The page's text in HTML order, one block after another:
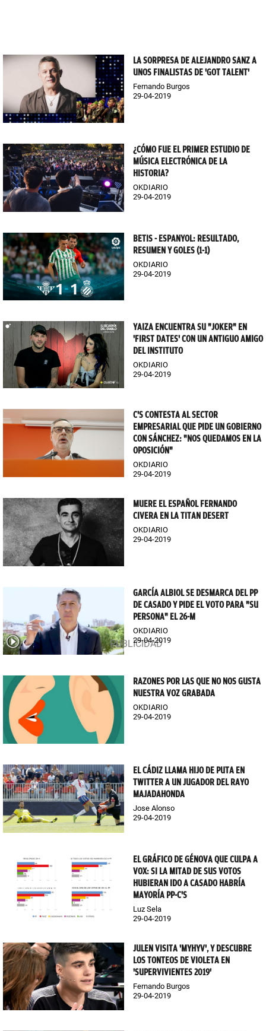
LA SORPRESA DE ALEJANDRO SANZ A
UNOS FINALISTAS DE 'GOT TALENT'
Fernando Burgos
29-04-2019
¿CÓMO FUE EL PRIMER ESTUDIO DE
MÚSICA ELECTRÓNICA DE LA
HISTORIA?
OKDIARIO
29-04-2019
BETIS - ESPANYOL: RESULTADO,
RESUMEN Y GOLES (1-1)
OKDIARIO
29-04-2019
YAIZA ENCUENTRA SU "JOKER" EN
'FIRST DATES' CON UN ANTIGUO AMIGO
DEL INSTITUTO
OKDIARIO
29-04-2019
C'S CONTESTA AL SECTOR
EMPRESARIAL QUE PIDE UN GOBIERNO
CON SÁNCHEZ: "NOS QUEDAMOS EN LA
OPOSICIÓN"
OKDIARIO
29-04-2019
MUERE EL ESPAÑOL FERNANDO
CIVERA EN LA TITAN DESERT
OKDIARIO
29-04-2019
GARCÍA ALBIOL SE DESMARCA DEL PP
DE CASADO Y PIDE EL VOTO PARA "SU
PERSONA" EL 26-M
OKDIARIO
29-04-2019
RAZONES POR LAS QUE NO NOS GUSTA
NUESTRA VOZ GRABADA
OKDIARIO
29-04-2019
EL CÁDIZ LLAMA HIJO DE PUTA EN
TWITTER A UN JUGADOR DEL RAYO
MAJADAHONDA
Jose Alonso
29-04-2019
EL GRÁFICO DE GÉNOVA QUE CULPA A
VOX: SI LA MITAD DE SUS VOTOS
HUBIERAN IDO A CASADO HABRÍA
MAYORÍA PP-C'S
Luz Sela
29-04-2019
JULEN VISITA 'MYHYV', Y DESCUBRE
LOS TONTEOS DE VIOLETA EN
'SUPERVIVIENTES 2019'
Fernando Burgos
29-04-2019